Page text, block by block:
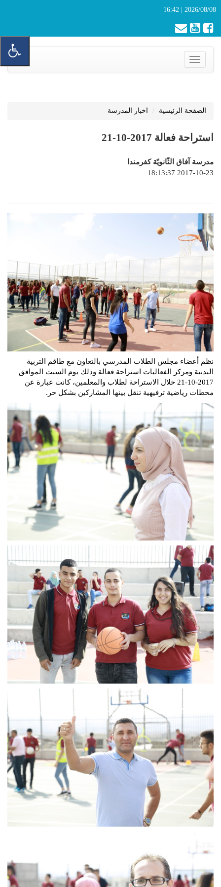
2026/08/08 | 16:42
Toggle
navigation
الصفحة الرئيسية اخبار المدرسة
استراحة فعالة 2017-10-21
مدرسة آفاق الثّانويّة كفرمندا
2017-10-23 18:13:37
نظم أعضاء مجلس الطلاب المدرسي بالتعاون مع طاقم التربية
البدنية ومركز الفعاليات استراحة فعالة وذلك يوم السبت الموافق
2017-10-21 خلال الاستراحة لطلاب والمعلمين، كانت عبارة عن
محطات رياضية ترفيهية تنقل بينها المشاركين بشكل حر.